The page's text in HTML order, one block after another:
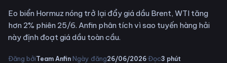
Eo biển Hormuz nóng trở lại đẩy giá dầu Brent, WTI tăng
hơn 2% phiên 25/6. Anfin phân tích vì sao tuyến hàng hải
này định đoạt giá dầu toàn cầu.
Đăng bởiTeam Anfin·Ngày đăng26/06/2026·Đọc3 phút